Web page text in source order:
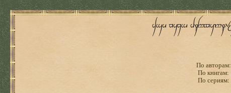
По авторам:
По книгам:
По сериям: